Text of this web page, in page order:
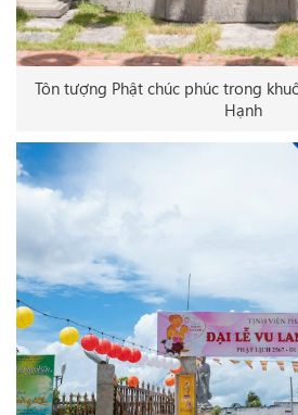
Tôn tượng Phật chúc phúc trong
Hạnh